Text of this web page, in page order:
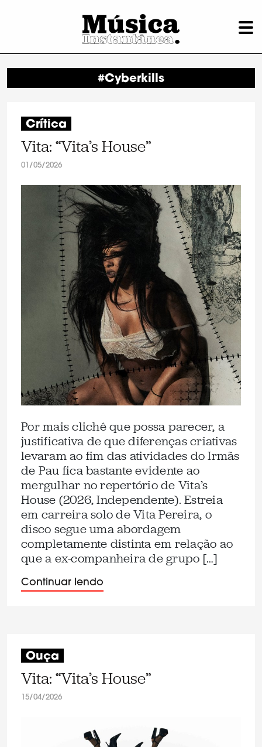
#Cyberkills
Crítica
Vita: “Vita’s House”
01/05/2026
Por mais clichê que possa parecer, a
justificativa de que diferenças criativas
levaram ao fim das atividades do Irmãs
de Pau fica bastante evidente ao
mergulhar no repertório de Vita’s
House (2026, Independente). Estreia
em carreira solo de Vita Pereira, o
disco segue uma abordagem
completamente distinta em relação ao
que a ex-companheira de grupo […]
Continuar lendo
Ouça
Vita: “Vita’s House”
15/04/2026